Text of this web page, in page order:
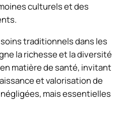
culturels et des
traditionnels dans les
la richesse et la diversité
matière de santé, invitant
et valorisation de
mais essentielles